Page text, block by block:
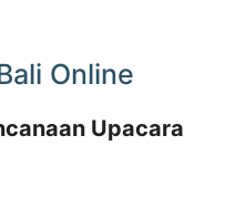
Online
Upacara